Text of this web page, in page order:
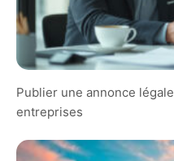
Publier une annonce
entreprises